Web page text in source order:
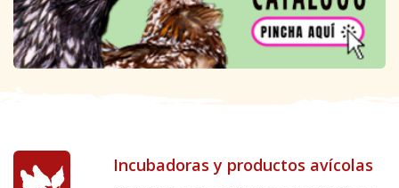
Incubadoras y productos avícolas